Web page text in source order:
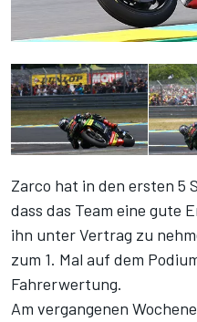
Zarco hat in den ersten 5
dass das Team eine gute
ihn unter Vertrag zu
zum 1. Mal auf dem
Fahrerwertung.
Am vergangenen